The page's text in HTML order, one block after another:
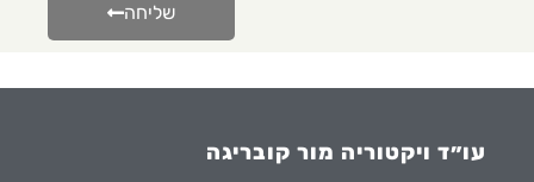
שליחה
עו״ד ויקטוריה מור קובריגה